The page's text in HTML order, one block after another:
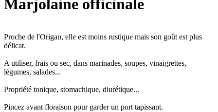
Marjolaine officinale
Proche de l'Origan, elle est moins rustique mais son goût est plus
délicat.
A utiliser, frais ou sec, dans marinades, soupes, vinaigrettes,
légumes, salades...
Propriété tonique, stomachique, diurétique...
Pincez avant floraison pour garder un port tapissant.